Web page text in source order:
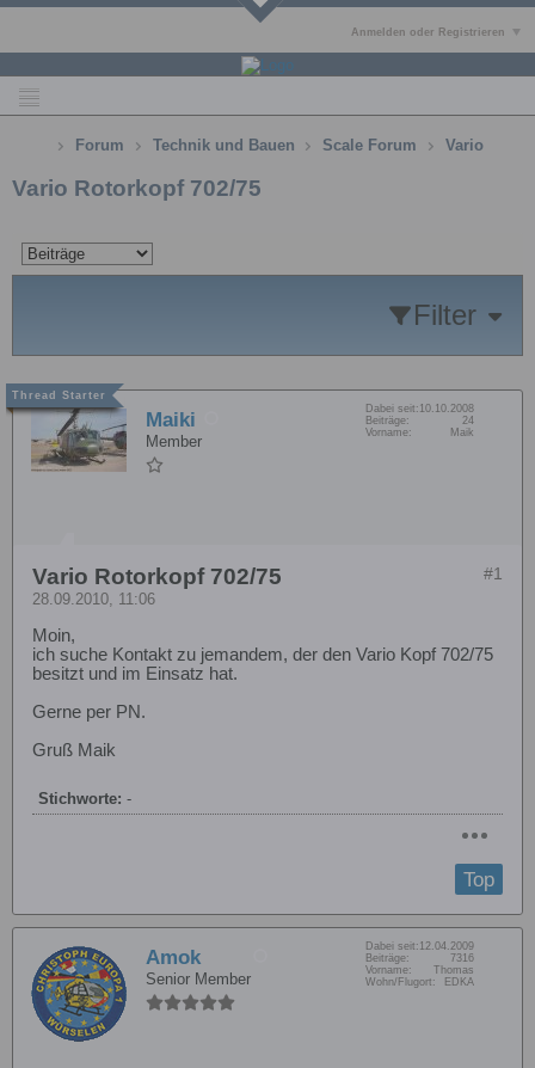
Anmelden oder Registrieren
Forum Technik und Bauen Scale Forum Vario
Vario Rotorkopf 702/75
Filter
Maiki
Member
Dabei seit: 10.10.2008
Beiträge:
24
Vorname:
Maik
#1
Vario Rotorkopf 702/75
28.09.2010, 11:06
Moin,
ich suche Kontakt zu jemandem, der den Vario Kopf 702/75
besitzt und im Einsatz hat.
Gerne per PN.
Gruß Maik
Stichworte: -
Top
Amok
Senior Member
Dabei seit: 12.04.2009
Beiträge:
7316
Vorname:
Thomas
Wohn/Flugort:
EDKA